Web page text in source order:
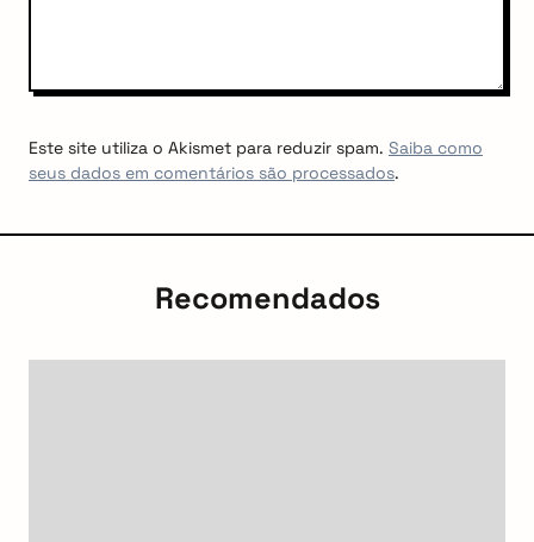
Este site utiliza o Akismet para reduzir spam. Saiba como
seus dados em comentários são processados.
Recomendados